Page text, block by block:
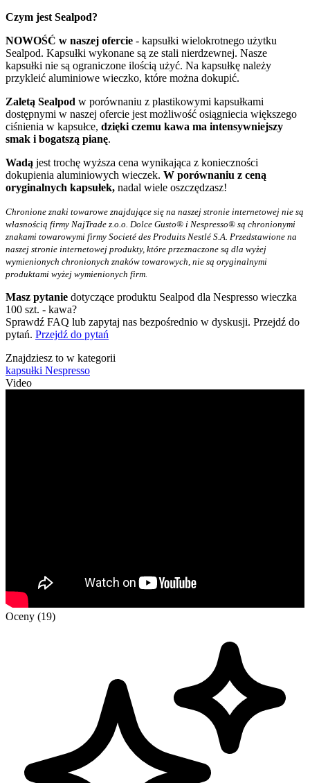
Czym jest Sealpod?
NOWOŚĆ w naszej ofercie - kapsułki wielokrotnego użytku
Sealpod. Kapsułki wykonane są ze stali nierdzewnej. Nasze
kapsułki nie są ograniczone ilością użyć. Na kapsułkę należy
przykleić aluminiowe wieczko, które można dokupić.
Zaletą Sealpod w porównaniu z plastikowymi kapsułkami
dostępnymi w naszej ofercie jest możliwość osiągniecia większego
ciśnienia w kapsułce, dzięki czemu kawa ma intensywniejszy
smak i bogatszą pianę.
Wadą jest trochę wyższa cena wynikająca z konieczności
dokupienia aluminiowych wieczek. W porównaniu z ceną
oryginalnych kapsułek, nadal wiele oszczędzasz!
Chronione znaki towarowe znajdujące się na naszej stronie internetowej nie są
własnością firmy NajTrade z.o.o. Dolce Gusto® i Nespresso® są chronionymi
znakami towarowymi firmy Societé des Produits Nestlé S.A. Przedstawione na
naszej stronie internetowej produkty, które przeznaczone są dla wyżej
wymienionych chronionych znaków towarowych, nie są oryginalnymi
produktami wyżej wymienionych firm.
Masz pytanie dotyczące produktu Sealpod dla Nespresso wieczka
100 szt. - kawa?
Sprawdź FAQ lub zapytaj nas bezpośrednio w dyskusji. Przejdź do
pytań. Przejdź do pytań
Znajdziesz to w kategorii
kapsułki Nespresso
Video
Oceny (19)